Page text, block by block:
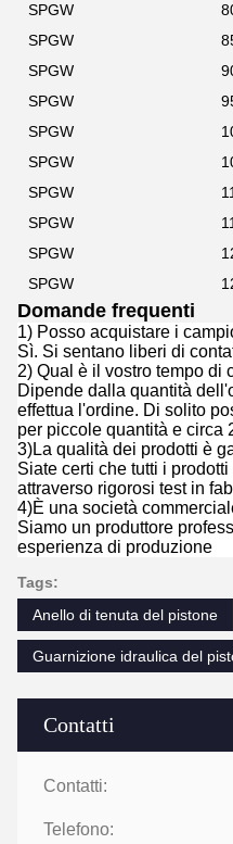
Contatti
Contatti:
Telefono:
SPGW
SPGW
SPGW
SPGW
SPGW
SPGW
SPGW
SPGW
SPGW
SPGW
Domande frequenti
1) Posso acquistare i
Sì. Si sentano liberi di
2) Qual è il vostro tempo di
Dipende dalla quantità
effettua l'ordine. Di solito
per piccole quantità e circa
3)La qualità dei prodotti è
Siate certi che tutti i
attraverso rigorosi test in
4)È una società
Siamo un produttore
esperienza di produzione
Tags:
Anello di tenuta del pistone
Guarnizione idraulica del